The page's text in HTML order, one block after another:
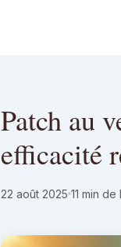
Patch au
efficacité
22 août 2025 11 min